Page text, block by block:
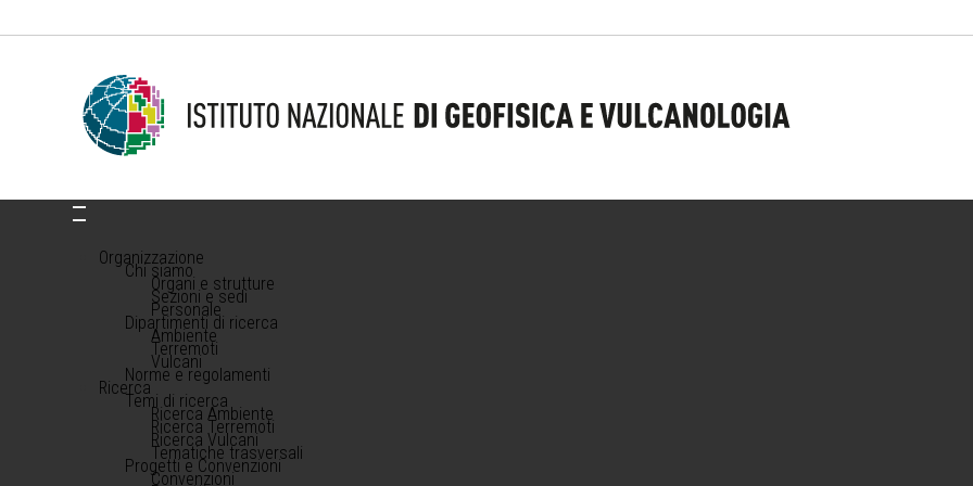
Organizzazione
Chi siamo
Organi e strutture
Sezioni e sedi
Personale
Dipartimenti di ricerca
Ambiente
Terremoti
Vulcani
Norme e regolamenti
Ricerca
Temi di ricerca
Ricerca Ambiente
Ricerca Terremoti
Ricerca Vulcani
Tematiche trasversali
Progetti e Convenzioni
Convenzioni